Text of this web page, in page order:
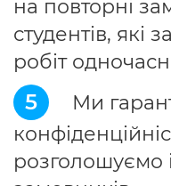
на повторні
студентів, які
робіт
5
Ми
розголошуємо